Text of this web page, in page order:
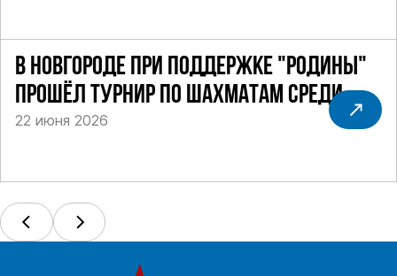
В НОВГОРОДЕ ПРИ ПОДДЕРЖКЕ "РОДИНЫ"
ПРОШЁЛ ТУРНИР ПО ШАХМАТАМ СРЕДИ
СИЛОВИКОВ
22 июня 2026